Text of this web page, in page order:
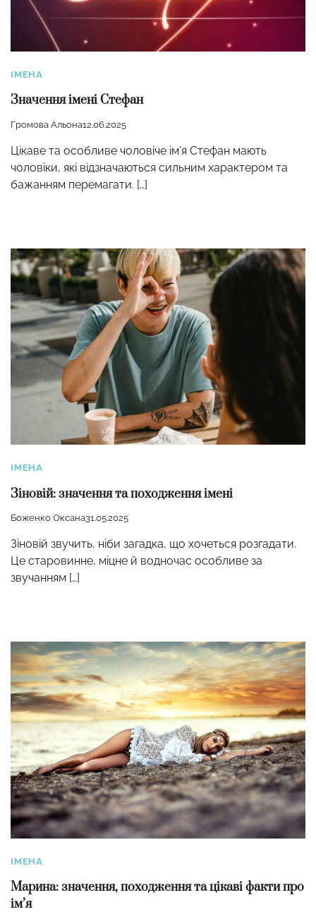
ІМЕНА
Значення імені Стефан
Громова Альона12.06.2025
Цікаве та особливе чоловіче ім’я Стефан мають
чоловіки, які відзначаються сильним характером та
бажанням перемагати. […]
ІМЕНА
Зіновій: значення та походження імені
Боженко Оксана31.05.2025
Зіновій звучить, ніби загадка, що хочеться розгадати.
Це старовинне, міцне й водночас особливе за
звучанням […]
ІМЕНА
Марина: значення, походження та цікаві факти про
ім’я